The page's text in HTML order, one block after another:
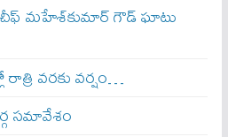
మహేశ్‌కుమార్ గౌడ్ ఘాటు
వరకు వర్షం…
సమావేశం